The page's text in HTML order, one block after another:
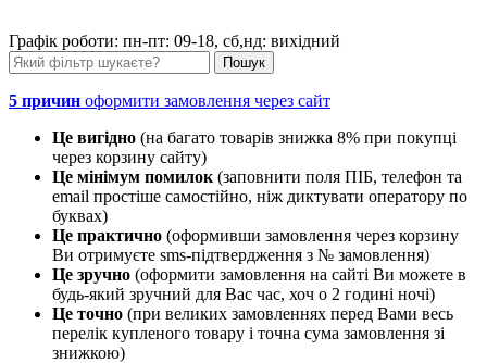
Графік роботи: пн-пт: 09-18, сб,нд: вихідний
5 причин оформити замовлення через сайт
Це вигідно (на багато товарів знижка 8% при покупці
через корзину сайту)
Це мінімум помилок (заповнити поля ПІБ, телефон та
email простіше самостійно, ніж диктувати оператору по
буквах)
Це практично (оформивши замовлення через корзину
Ви отримуєте sms-підтвердження з № замовлення)
Це зручно (оформити замовлення на сайті Ви можете в
будь-який зручний для Вас час, хоч о 2 годині ночі)
Це точно (при великих замовленнях перед Вами весь
перелік купленого товару і точна сума замовлення зі
знижкою)